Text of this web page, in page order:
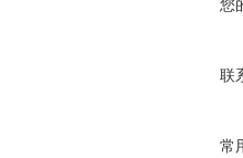
您
联
常